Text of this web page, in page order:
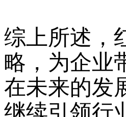
综上所述，
略，为企业
在未来的发
继续引领行